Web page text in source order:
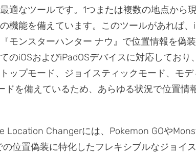
適なツールです。1つまたは複数の地点から
機能を備えています。このツールがあれば、
モンスターハンター ナウ』で位置情報を偽
のiOSおよびiPadOSデバイスに対応しており
ップモード、ジョイスティックモード、モ
ドを備えているため、あらゆる状況で位置情
Location Changerには、Pokemon GOや
位置偽装に特化したフレキシブルなジョイ